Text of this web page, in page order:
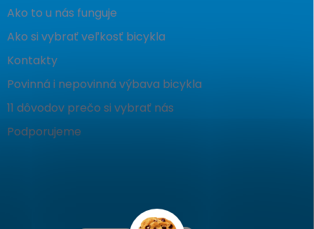
Ako to u nás funguje
Ako si vybrať veľkosť bicykla
Kontakty
Povinná i nepovinná výbava bicykla
11 dôvodov prečo si vybrať nás
Podporujeme